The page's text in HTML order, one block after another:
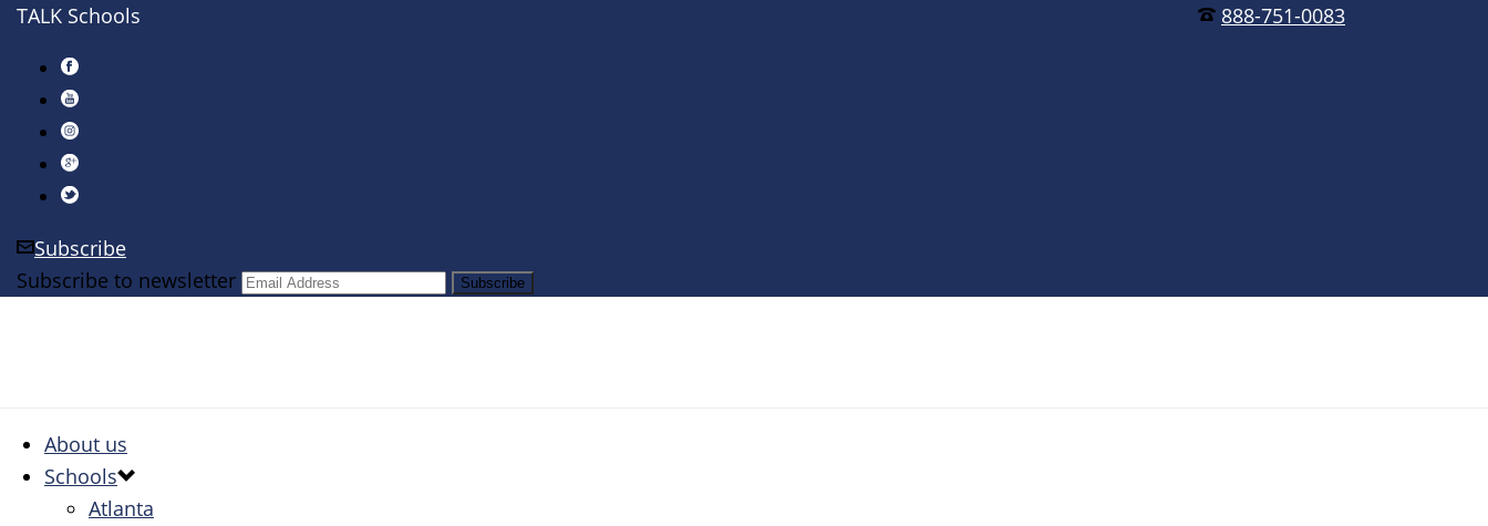
888-751-0083
TALK Schools
Subscribe
Subscribe to newsletter
About us
Schools
Atlanta